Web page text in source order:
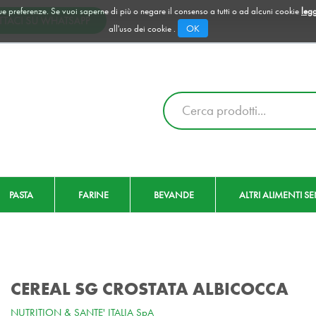
Se vuoi saperne di più o negare il consenso a tutti o ad alcuni cookie
all'uso dei cookie .
OK
Cerca
Prodotto
PASTA FARINE BEVANDE ALTRI ALIMENTI
CEREAL SG CROSTATA ALBICOCCA
NUTRITION & SANTE' ITALIA SpA